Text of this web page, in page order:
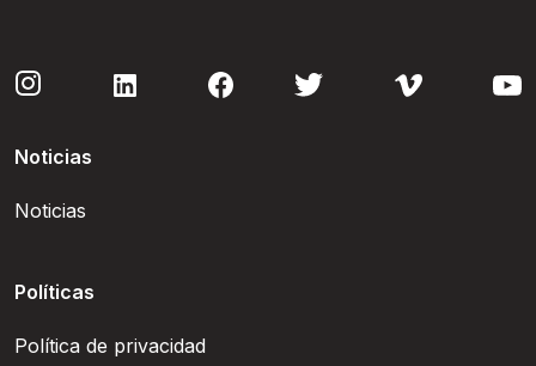
Noticias
Noticias
Políticas
Política de privacidad